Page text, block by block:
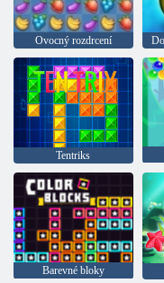
Ovocný rozdrcení
Tentriks
Barevné bloky